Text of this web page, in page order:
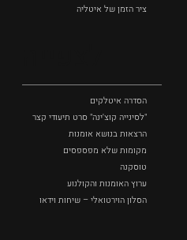
ציר הזמן של איטליה
הסדרה איטלקים
"לסינייה קוצ'ינה" סרט תיעודי קצר
הרצאות בנושא אומנות
מקומות שלא מפספסים
טוסקנה
ערוץ האומנות והקולנוע
הסלון הוירטואלי – שיחות וידאו